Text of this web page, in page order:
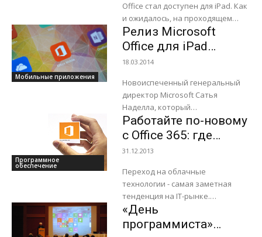
Office стал доступен для iPad. Как
и ожидалось, на проходящем
сегодня в Сан-Франциско
мероприятии для прессы,
генеральный менеджер
Microsoft...
Мобильные приложения
Релиз Microsoft
Office для iPad
состоится в конце
18.03.2014
Новоиспеченный генеральный
директор Microsoft Сатья
Наделла, который
недавно анонсировал кадровые
перестановки в компании,
планирует провести свою
первую пресс-конференцию в
качестве CEO софтверного
гиганта уже на следующей
неделе. В...
Программное
обеспечение
Работайте по-новому
с Office 365: где
угодно и без забот
31.12.2013
Переход на облачные
технологии - самая заметная
тенденция на IT-рынке.
«Облаком» называют
вычислительные web-службы,
размещенные вне вашей
«День
программиста»